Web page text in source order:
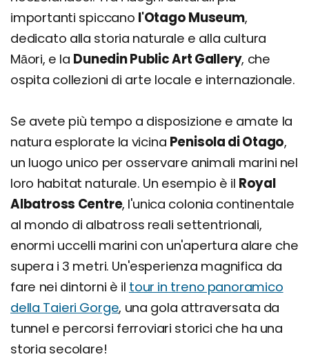
importanti spiccano l'Otago Museum,
dedicato alla storia naturale e alla cultura
Māori, e la Dunedin Public Art Gallery, che
ospita collezioni di arte locale e internazionale.
Se avete più tempo a disposizione e amate la
natura esplorate la vicina Penisola di Otago,
un luogo unico per osservare animali marini nel
loro habitat naturale. Un esempio è il Royal
Albatross Centre, l'unica colonia continentale
al mondo di albatross reali settentrionali,
enormi uccelli marini con un'apertura alare che
supera i 3 metri. Un'esperienza magnifica da
fare nei dintorni è il tour in treno panoramico
della Taieri Gorge, una gola attraversata da
tunnel e percorsi ferroviari storici che ha una
storia secolare!